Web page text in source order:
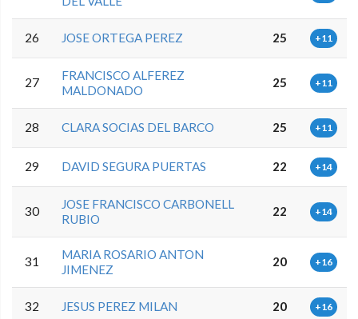
26 JOSE ORTEGA PEREZ 25 +11
27
FRANCISCO ALFEREZ
MALDONADO
25 +11
28 CLARA SOCIAS DEL BARCO 25 +11
29 DAVID SEGURA PUERTAS 22 +14
30
JOSE FRANCISCO CARBONELL
RUBIO
22 +14
31
MARIA ROSARIO ANTON
JIMENEZ
20 +16
32 JESUS PEREZ MILAN 20 +16